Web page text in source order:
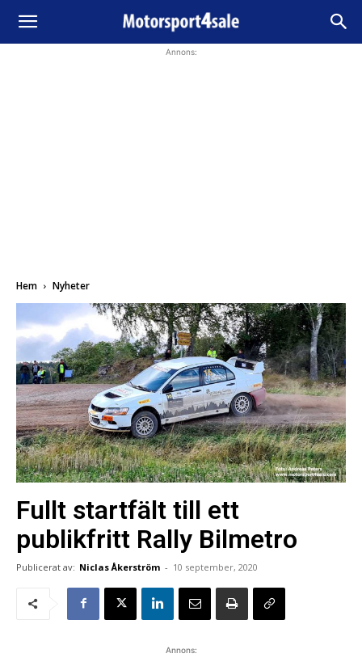
Annons:
Hem Nyheter
Fullt startfält till ett
publikfritt Rally Bilmetro
Publicerat av: Niclas Åkerström - 10 september, 2020
Annons: